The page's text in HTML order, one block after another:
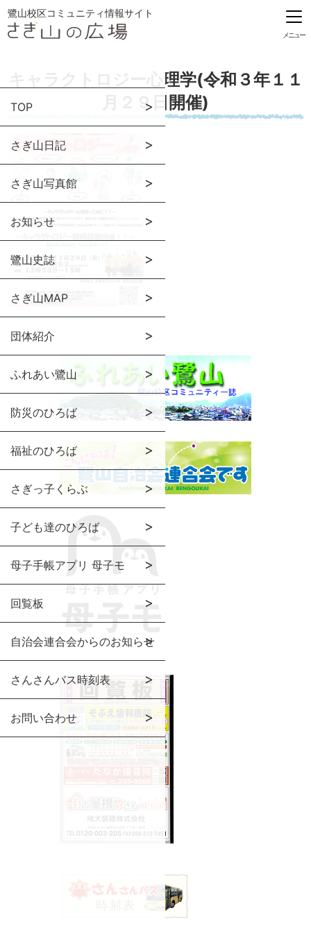
鷺山校区コミュニティ情報サイト
メニュー
TOP
さぎ山日記
さぎ山写真館
お知らせ
鷺山史誌
さぎ山MAP
団体紹介
ふれあい鷺山
防災のひろば
福祉のひろば
さぎっ子くらぶ
子ども達のひろば
母子手帳アプリ 母子モ
回覧板
自治会連合会からのお知らせ
さんさんバス時刻表
お問い合わせ
キャラクトロジー心理学(令和３年１１
月２９日開催)